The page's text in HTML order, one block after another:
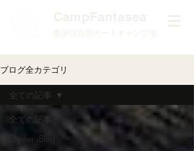
​CampFantasea
南伊豆高原オートキャンプ場
ブログ全カテゴリ
全ての記事
Owner'sBlog
全ての記事